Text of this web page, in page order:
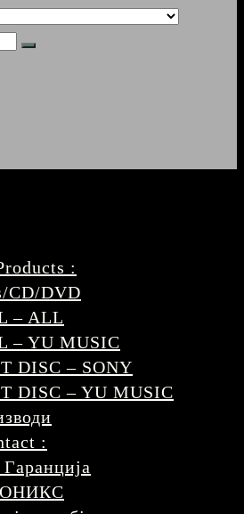
:
CD/DVD
– ALL
– YU MUSIC
DISC – SONY
DISC – YU MUSIC
: